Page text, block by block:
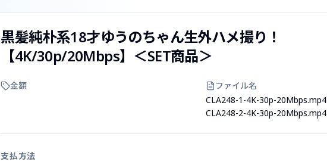
黒髪純朴系18才ゆうのちゃん生外ハメ撮り！
【4K/30p/20Mbps】＜SET商品＞
金額
ファイル名
CLA248-1-4K-30p-20Mbps.mp4
CLA248-2-4K-30p-20Mbps.mp4
支払方法